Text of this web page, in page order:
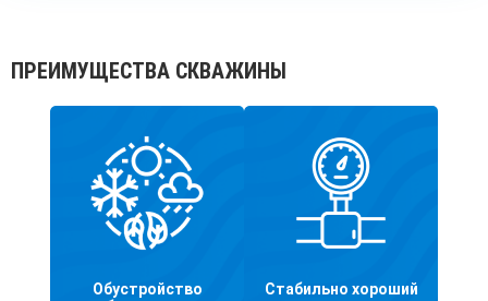
ПРЕИМУЩЕСТВА СКВАЖИНЫ
Обустройство
Стабильно хороший